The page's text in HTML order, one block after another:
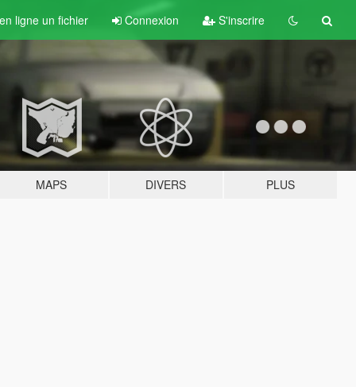
ligne un fichier Connexion S'inscrire
MAPS DIVERS PLUS